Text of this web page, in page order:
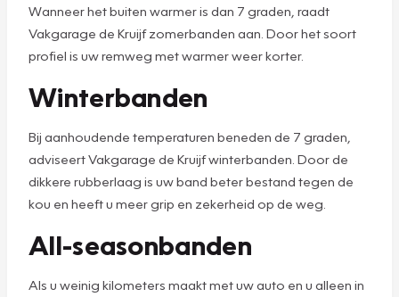
Wanneer het buiten warmer is dan 7 graden, raadt
Vakgarage de Kruijf zomerbanden aan. Door het soort
profiel is uw remweg met warmer weer korter.
Winterbanden
Bij aanhoudende temperaturen beneden de 7 graden,
adviseert Vakgarage de Kruijf winterbanden. Door de
dikkere rubberlaag is uw band beter bestand tegen de
kou en heeft u meer grip en zekerheid op de weg.
All-seasonbanden
Als u weinig kilometers maakt met uw auto en u alleen in